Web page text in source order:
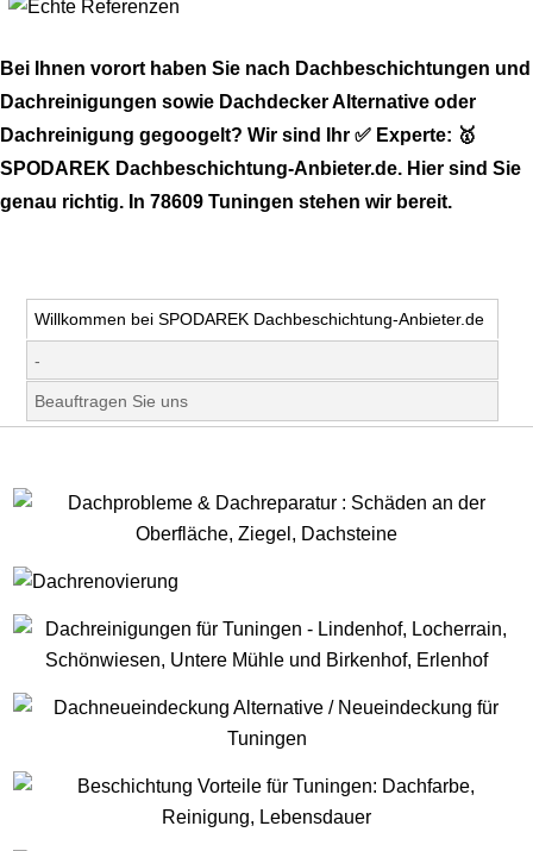
Bei Ihnen vorort haben Sie nach Dachbeschichtungen und
Dachreinigungen sowie Dachdecker Alternative oder
Dachreinigung gegoogelt? Wir sind Ihr ✅ Experte: 🥇
SPODAREK Dachbeschichtung-Anbieter.de. Hier sind Sie
genau richtig. In 78609 Tuningen stehen wir bereit.
Willkommen bei SPODAREK Dachbeschichtung-Anbieter.de
-
Beauftragen Sie uns